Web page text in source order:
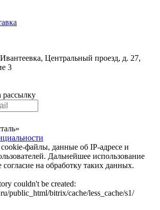
Центральный проезд, д. 27,
3
рассылку
cookie-файлы, данные об IP-адресе и
Дальнейшее использование
согласие на обработку таких данных.
couldn't be created:
public_html/bitrix/cache/less_cache/s1/